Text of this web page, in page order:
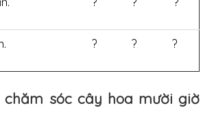
? ? ?
chăm sóc cây hoa mười giờ